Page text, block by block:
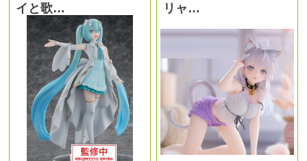
イと歌…
リャ…